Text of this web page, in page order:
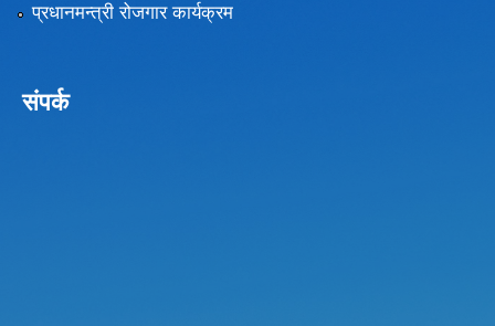
प्रधानमन्त्री रोजगार कार्यक्रम
संपर्क